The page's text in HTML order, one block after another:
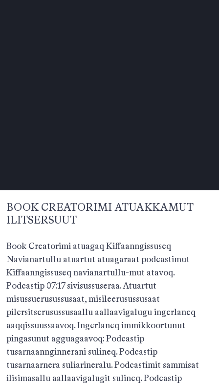
BOOK CREATORIMI ATUAKKAMUT
ILITSERSUUT
Book Creatorimi atuagaq Kiffaanngissuseq
Navianartullu atuartut atuagaraat podcastimut
Kiffaanngissuseq navianartullu-mut atavoq.
Podcastip 07:17 sivisussuseraa. Atuartut
misussuerusussusaat, misileerusussusaat
pilersitserusussusaallu aallaavigalugu ingerlaneq
aaqqissuussaavoq. Ingerlaneq immikkoortunut
pingasunut agguagaavoq: Podcastip
tusarnaannginnerani sulineq. Podcastip
tusarnaarnera suliarineralu. Podcastimit sammisat
ilisimasallu aallaavigalugit sulineq. Podcastip